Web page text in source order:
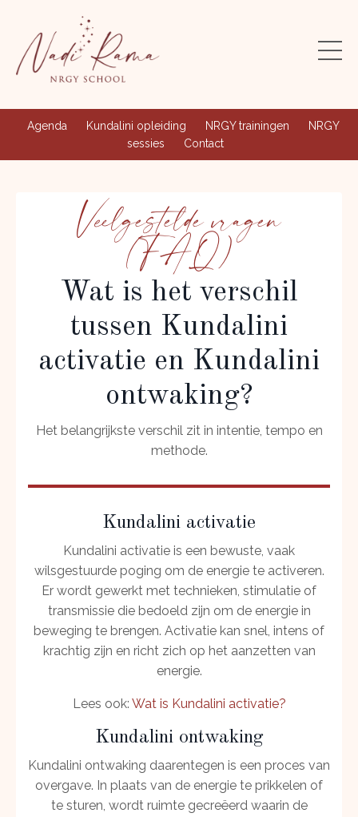
Agenda Kundalini opleiding NRGY trainingen
NRGY
sessies
Contact
Veelgestelde vragen
(FAQ)
Wat is het verschil
tussen Kundalini
activatie en Kundalini
ontwaking?
Het belangrijkste verschil zit in intentie, tempo en
methode.
Kundalini activatie
Kundalini activatie is een bewuste, vaak
wilsgestuurde poging om de energie te activeren.
Er wordt gewerkt met technieken, stimulatie of
transmissie die bedoeld zijn om de energie in
beweging te brengen. Activatie kan snel, intens of
krachtig zijn en richt zich op het aanzetten van
energie.
Lees ook: Wat is Kundalini activatie?
Kundalini ontwaking
Kundalini ontwaking daarentegen is een proces van
overgave. In plaats van de energie te prikkelen of
te sturen, wordt ruimte gecreëerd waarin de